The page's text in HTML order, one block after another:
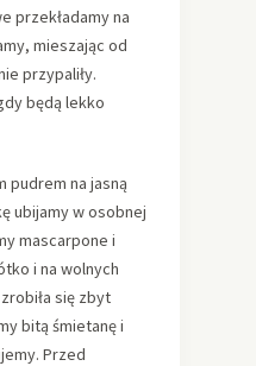
przekładamy na
mieszając od
przypaliły.
będą lekko
pudrem na jasną
ubijamy w osobnej
mascarpone i
i na wolnych
się zbyt
bitą śmietanę i
Przed